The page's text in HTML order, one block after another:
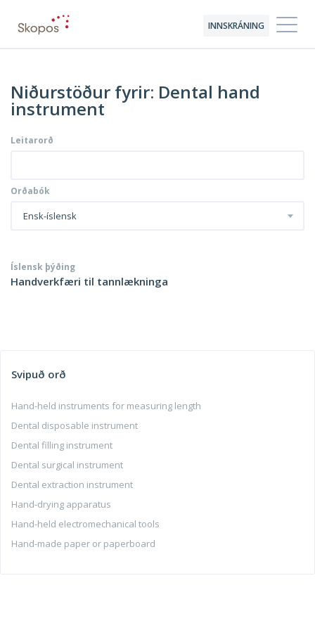
INNSKRÁNING
Niðurstöður fyrir: Dental hand
instrument
Leitarorð
Orðabók
Ensk-íslensk
Íslensk þýðing
Handverkfæri til tannlækninga
Svipuð orð
Hand-held instruments for measuring length
Dental disposable instrument
Dental filling instrument
Dental surgical instrument
Dental extraction instrument
Hand-drying apparatus
Hand-held electromechanical tools
Hand-made paper or paperboard